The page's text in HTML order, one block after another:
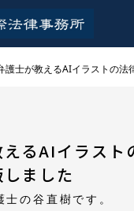
護士が教えるAIイラストの法律の教
えるAIイラスト
ました
の谷直樹です。